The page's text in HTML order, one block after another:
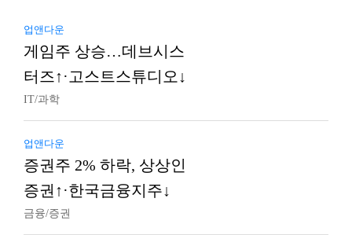
업앤다운
게임주 상승…데브시스
터즈↑·고스트스튜디오↓
IT/과학
업앤다운
증권주 2% 하락, 상상인
증권↑·한국금융지주↓
금융/증권